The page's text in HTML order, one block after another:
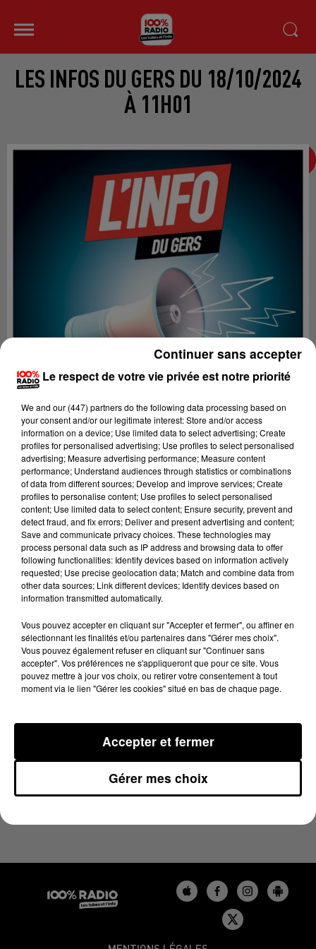
LES INFOS DU GERS DU 18/10/2024
À 11H01
Lecture (2 min 22 sec)
100%
18 octobre 2024 - 2 min 22 sec
LES INFOS DU GERS DU 18/10/2024 À 11H01
Le respect de votre vie privée est notre priorité
We and our (447) partnersdo the following data processing based on
your consent and/or our legitimate interest: Store and/or access
information on a device; Use limited data to select advertising; Create
profiles for personalised advertising; Use profiles to select personalised
advertising; Measure advertising performance; Measure content
performance; Understand audiences through statistics or combinations
of data from different sources; Develop and improve services; Create
profiles to personalise content; Use profiles to select personalised
content; Use limited data to select content; Ensure security, prevent and
detect fraud, and fix errors; Deliver and present advertising and content;
Save and communicate privacy choices. These technologies may
process personal data such as IP address and browsing data to offer
following functionalities: Identify devices based on information actively
requested; Use precise geolocation data; Match and combine data from
other data sources; Link different devices; Identify devices based on
information transmitted automatically.
Vous pouvez accepter en cliquant sur "Accepter et fermer", ou affiner en
sélectionnant les finalités et/ou partenaires dans "Gérer mes choix".
Vous pouvez également refuser en cliquant sur "Continuer sans
accepter". Vos préférences ne s'appliqueront que pour ce site. Vous
pouvez mettre à jour vos choix, ou retirer votre consentement à tout
moment via le lien "Gérer les cookies" situé en bas de chaque page.
Gérer mes choix
Accepter et fermer
Continuer sans accepter